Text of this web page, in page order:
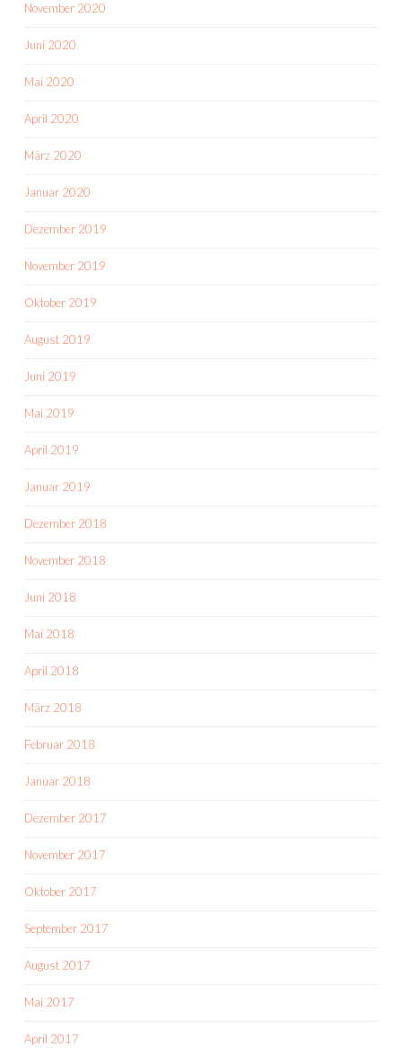
November 2020
Juni 2020
Mai 2020
April 2020
März 2020
Januar 2020
Dezember 2019
November 2019
Oktober 2019
August 2019
Juni 2019
Mai 2019
April 2019
Januar 2019
Dezember 2018
November 2018
Juni 2018
Mai 2018
April 2018
März 2018
Februar 2018
Januar 2018
Dezember 2017
November 2017
Oktober 2017
September 2017
August 2017
Mai 2017
April 2017